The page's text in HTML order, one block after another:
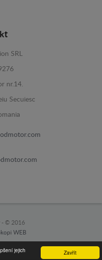
Zavřít
jejich
SRL
nr.14.
Secuiesc
- © 2016
WEB